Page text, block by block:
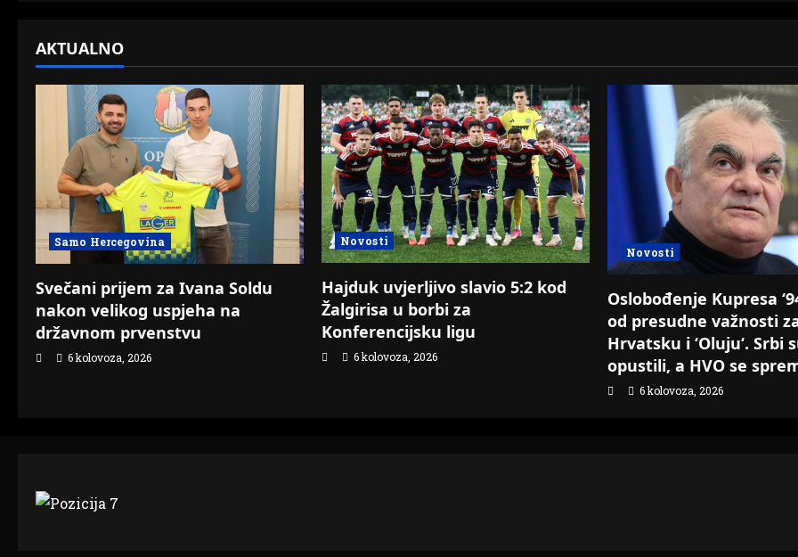
AKTUALNO
Samo Hercegovina
Svečani prijem za Ivana Soldu
nakon velikog uspjeha na
državnom prvenstvu
6 kolovoza, 2026
Novosti
Hajduk uvjerljivo slavio 5:2 kod
Žalgirisa u borbi za
Konferencijsku ligu
6 kolovoza, 2026
Novosti
Oslobođenje Kupresa
od presudne važnosti
Hrvatsku i ‘Oluju‘. Srbi
opustili, a HVO se
6 kolovoza, 2026